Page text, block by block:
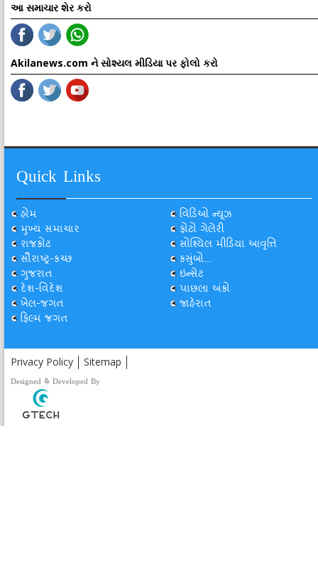
આ સમાચાર શેર કરો
Akilanews.com ને સોશ્યલ મીડિયા પર ફોલો કરો
Quick Links
હોમ
મુખ્ય સમાચાર
રાજકોટ
સૌરાષ્ટ્ર-કચ્છ
ગુજરાત
દેશ-વિદેશ
ખેલ-જગત
ફિલ્મ જગત
વિડિઓ ન્યૂઝ
ફોટો ગેલેરી
સોશ્યિલ મીડિયા આવૃત્તિ
કસુંબો...
ઇન્સેટ
પાછલા અંકો
જાહેરાત
Privacy Policy Sitemap
Designed & Developed By